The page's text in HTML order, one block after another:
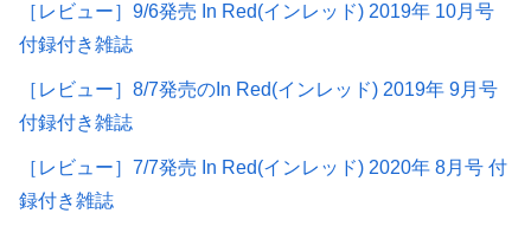
［レビュー］9/6発売 In Red(インレッド) 2019年 10月号
付録付き雑誌
［レビュー］8/7発売のIn Red(インレッド) 2019年 9月号
付録付き雑誌
［レビュー］7/7発売 In Red(インレッド) 2020年 8月号 付
録付き雑誌